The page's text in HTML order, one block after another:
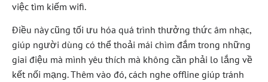
việc tìm kiếm wifi.
Điều này cũng tối ưu hóa quá trình thưởng thức âm nhạc,
giúp người dùng có thể thoải mái chìm đắm trong những
giai điệu mà mình yêu thích mà không cần phải lo lắng về
kết nối mạng. Thêm vào đó, cách nghe offline giúp tránh